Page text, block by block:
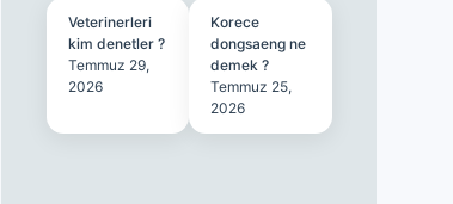
Veterinerleri
kim denetler ?
Temmuz 29,
2026
Korece
dongsaeng ne
demek ?
Temmuz 25,
2026